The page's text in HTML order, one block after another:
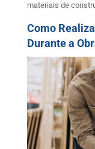
materiais de
Como
Durante a